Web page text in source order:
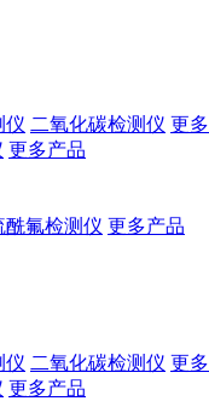
仪 二氧化碳检测仪 更
更多产品
酰氟检测仪 更多产品
仪 二氧化碳检测仪 更
更多产品